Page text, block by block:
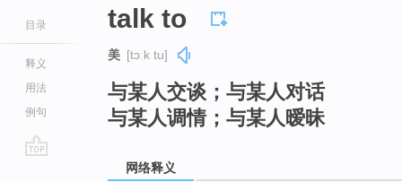
目录
释义
用法
例句
talk to
美 [tɔːk tu]
与某人交谈；与某人对话
与某人调情；与某人暧昧
网络释义